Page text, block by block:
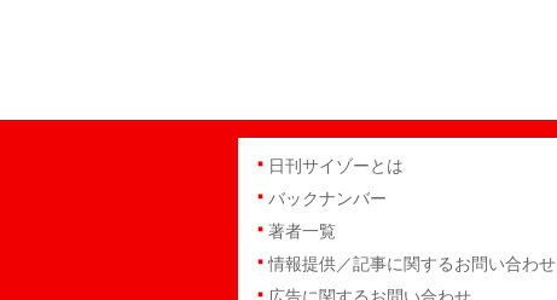
日刊サイゾーとは
バックナンバー
著者一覧
情報提供／記事に関するお問い合わせ